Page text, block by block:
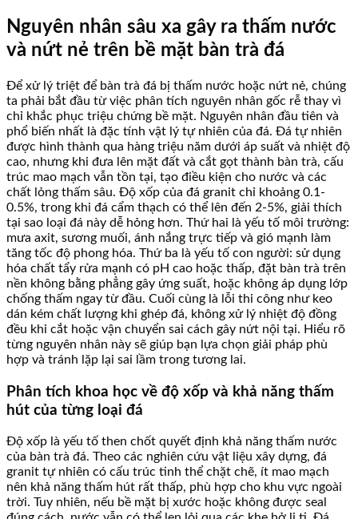
Nguyên nhân sâu xa gây ra thấm nước
và nứt nẻ trên bề mặt bàn trà đá
Để xử lý triệt để bàn trà đá bị thấm nước hoặc nứt nẻ, chúng
ta phải bắt đầu từ việc phân tích nguyên nhân gốc rễ thay vì
chỉ khắc phục triệu chứng bề mặt. Nguyên nhân đầu tiên và
phổ biến nhất là đặc tính vật lý tự nhiên của đá. Đá tự nhiên
được hình thành qua hàng triệu năm dưới áp suất và nhiệt độ
cao, nhưng khi đưa lên mặt đất và cắt gọt thành bàn trà, cấu
trúc mao mạch vẫn tồn tại, tạo điều kiện cho nước và các
chất lỏng thấm sâu. Độ xốp của đá granit chỉ khoảng 0.1-
0.5%, trong khi đá cẩm thạch có thể lên đến 2-5%, giải thích
tại sao loại đá này dễ hỏng hơn. Thứ hai là yếu tố môi trường:
mưa axit, sương muối, ánh nắng trực tiếp và gió mạnh làm
tăng tốc độ phong hóa. Thứ ba là yếu tố con người: sử dụng
hóa chất tẩy rửa mạnh có pH cao hoặc thấp, đặt bàn trà trên
nền không bằng phẳng gây ứng suất, hoặc không áp dụng lớp
chống thấm ngay từ đầu. Cuối cùng là lỗi thi công như keo
dán kém chất lượng khi ghép đá, không xử lý nhiệt độ đồng
đều khi cắt hoặc vận chuyển sai cách gây nứt nội tại. Hiểu rõ
từng nguyên nhân này sẽ giúp bạn lựa chọn giải pháp phù
hợp và tránh lặp lại sai lầm trong tương lai.
Phân tích khoa học về độ xốp và khả năng thấm
hút của từng loại đá
Độ xốp là yếu tố then chốt quyết định khả năng thấm nước
của bàn trà đá. Theo các nghiên cứu vật liệu xây dựng, đá
granit tự nhiên có cấu trúc tinh thể chặt chẽ, ít mao mạch
nên khả năng thấm hút rất thấp, phù hợp cho khu vực ngoài
trời. Tuy nhiên, nếu bề mặt bị xước hoặc không được seal